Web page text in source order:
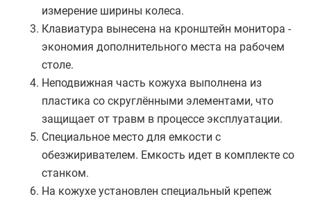
измерение ширины колеса.
Клавиатура вынесена на кронштейн монитора -
экономия дополнительного места на рабочем
столе.
Неподвижная часть кожуха выполнена из
пластика со скруглёнными элементами, что
защищает от травм в процессе эксплуатации.
Специальное место для емкости с
обезжиривателем. Емкость идет в комплекте со
станком.
На кожухе установлен специальный крепеж